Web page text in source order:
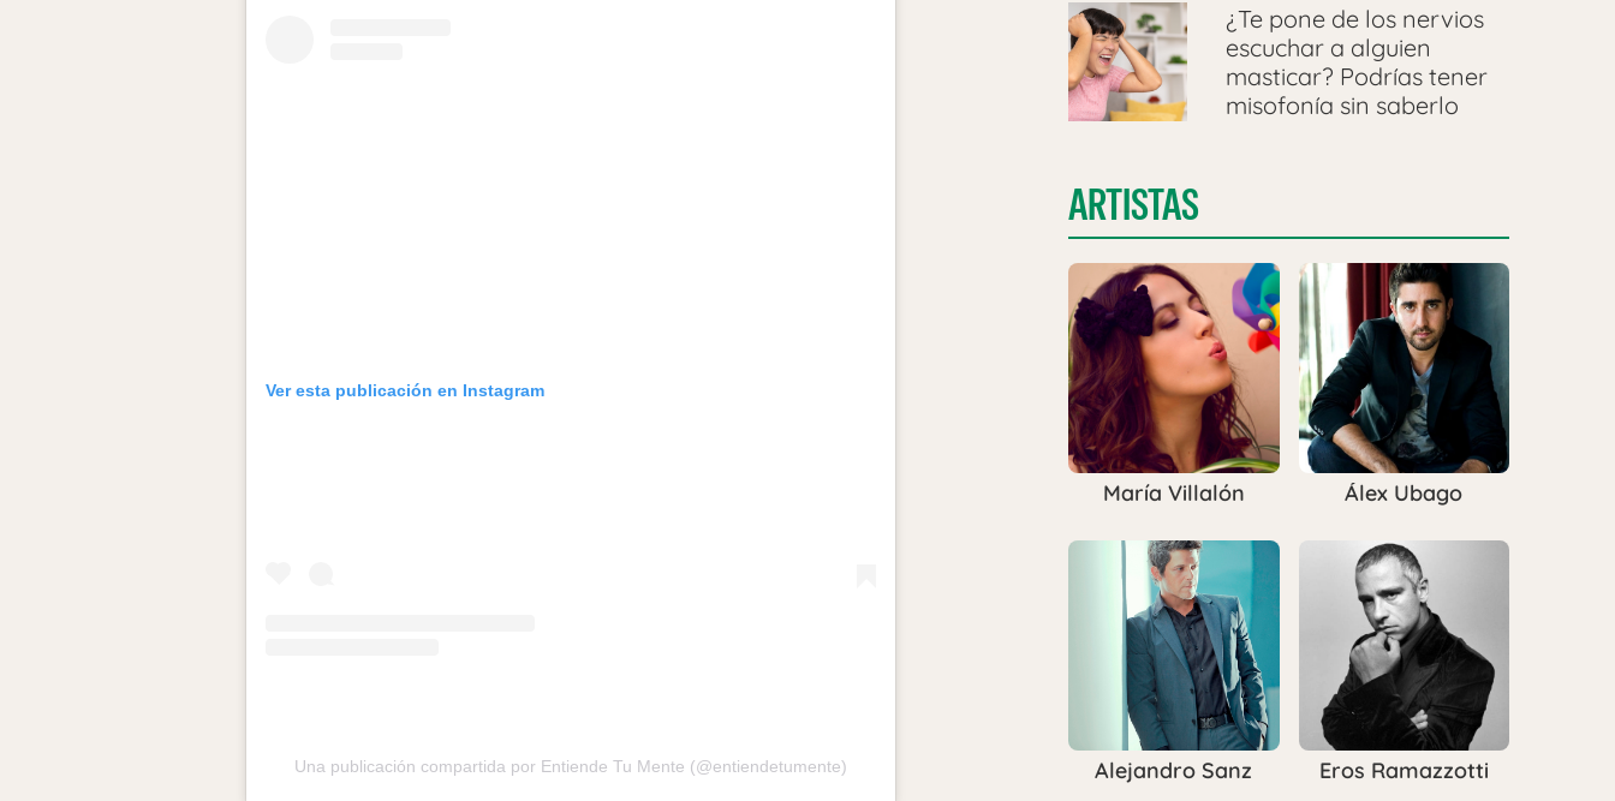
Ver esta publicación en Instagram
Una publicación compartida por Entiende Tu Mente (@entiendetumente)
¿Te pone de los nervios
escuchar a alguien
masticar? Podrías tener
misofonía sin saberlo
ARTISTAS
María Villalón Álex Ubago
Alejandro Sanz Eros Ramazzotti